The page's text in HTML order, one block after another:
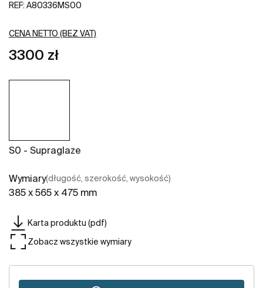
REF: A80336MS00
CENA NETTO (BEZ VAT)
3300 zł
S0 - Supraglaze
Wymiary(długość, szerokość, wysokość)
385 x 565 x 475 mm
Karta produktu (pdf)
Zobacz wszystkie wymiary